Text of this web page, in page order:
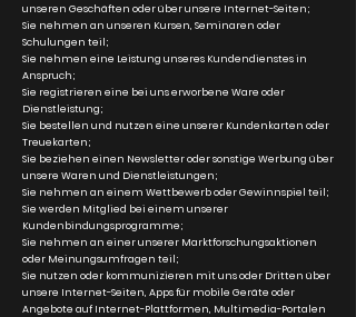
unseren Geschäften oder über unsere Internet-Seiten;
Sie nehmen an unseren Kursen, Seminaren oder
Schulungen teil;
Sie nehmen eine Leistung unseres Kundendienstes in
Anspruch;
Sie registrieren eine bei uns erworbene Ware oder
Dienstleistung;
Sie bestellen und nutzen eine unserer Kundenkarten oder
Treuekarten;
Sie beziehen einen Newsletter oder sonstige Werbung über
unsere Waren und Dienstleistungen;
Sie nehmen an einem Wettbewerb oder Gewinnspiel teil;
Sie werden Mitglied bei einem unserer
Kundenbindungsprogramme;
Sie nehmen an einer unserer Marktforschungsaktionen
oder Meinungsumfragen teil;
Sie nutzen oder kommunizieren mit uns oder Dritten über
unsere Internet-Seiten, Apps für mobile Geräte oder
Angebote auf Internet-Plattformen, Multimedia-Portalen